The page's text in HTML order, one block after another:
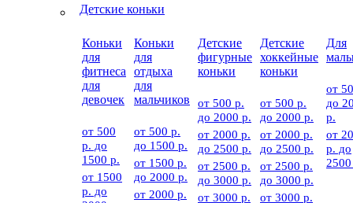
Детские коньки
Коньки
для
фитнеса
для
девочек
от 500
р. до
1500 р.
от 1500
р. до
Коньки
для
отдыха
для
мальчиков
от 500 р.
до 1500 р.
от 1500 р.
до 2000 р.
от 2000 р.
Детские
фигурные
коньки
от 500 р.
до 2000 р.
от 2000 р.
до 2500 р.
от 2500 р.
до 3000 р.
от 3000 р.
Детские
хоккейные
коньки
от 500 р.
до 2000 р.
от 2000 р.
до 2500 р.
от 2500 р.
до 3000 р.
от 3000 р.
Для
от
до
р.
от
р. до